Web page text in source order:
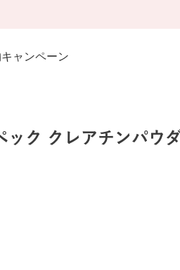
キャンペーン
ック クレアチンパウ